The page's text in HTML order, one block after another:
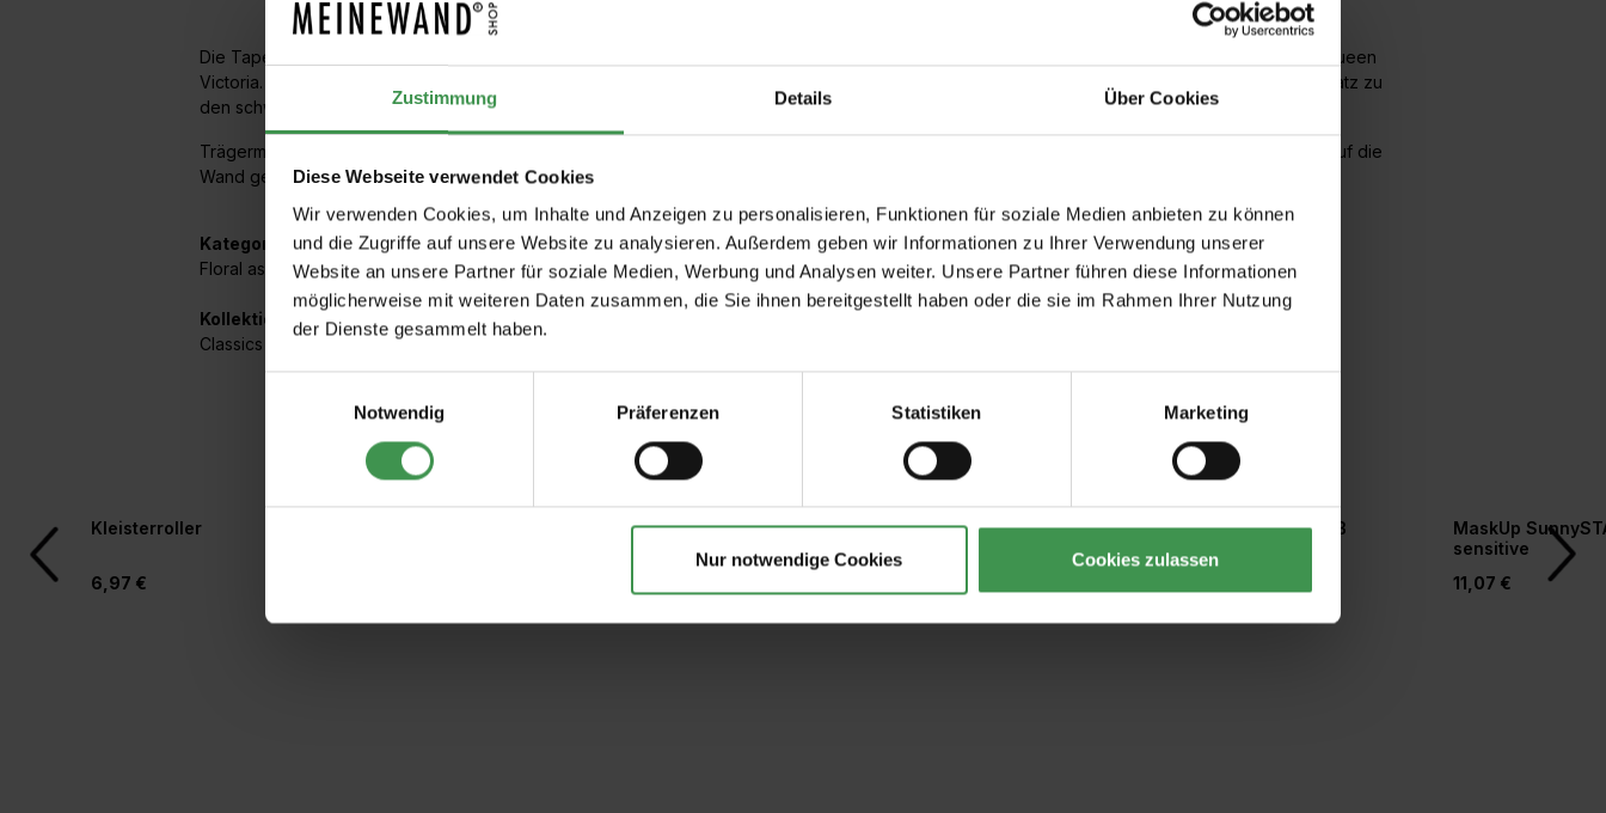
Zustimmung Details Über Cookies
Diese Webseite verwendet Cookies
Wir verwenden Cookies, um Inhalte und Anzeigen zu personalisieren, Funktionen für soziale Medien anbieten zu können
und die Zugriffe auf unsere Website zu analysieren. Außerdem geben wir Informationen zu Ihrer Verwendung unserer
Website an unsere Partner für soziale Medien, Werbung und Analysen weiter. Unsere Partner führen diese Informationen
möglicherweise mit weiteren Daten zusammen, die Sie ihnen bereitgestellt haben oder die sie im Rahmen Ihrer Nutzung
der Dienste gesammelt haben.
Notwendig
Präferenzen Statistiken Marketing
Nur notwendige Cookies Cookies zulassen
Die Tapete basiert auf einem Entwurf aus dem frühen 19. Jahrhundert. Sie zeugt von der Beliebtheit des orientalischen Stils in der Epoche von Queen
Victoria. Bambus, der für Widerstandsfähigkeit und Wohlstand steht, war eine exotische Wahl für die Inneneinrichtung und bildete einen Gegensatz zu
den schweren, typisch englischen Möbelstücken der damaligen Zeit. In monochromen Farben umgesetzt, wirkt das Muster schnörkellos modern.
Trägermaterial ist ein hochwertiges Vlies. Dies macht die Anbringung sehr einfach. Die Wand wird eingekleistert und die Bahnen werden direkt auf die
Wand geklebt.
Kategorien:
Floral asiatisch,Ranken / Blattwerk
Kollektionen mit diesem Artikel:
Classics Collection Vol. I
Empfohlenes Zubehör
Produktgalerie überspringen
Kleisterroller
6,97 €
Tapetenkleister Clearpro -
Tapeten-Nahtroller
geriffelte Tonnenform
Tapetengrund weiß
MaskUp
sensitive
11,07 €